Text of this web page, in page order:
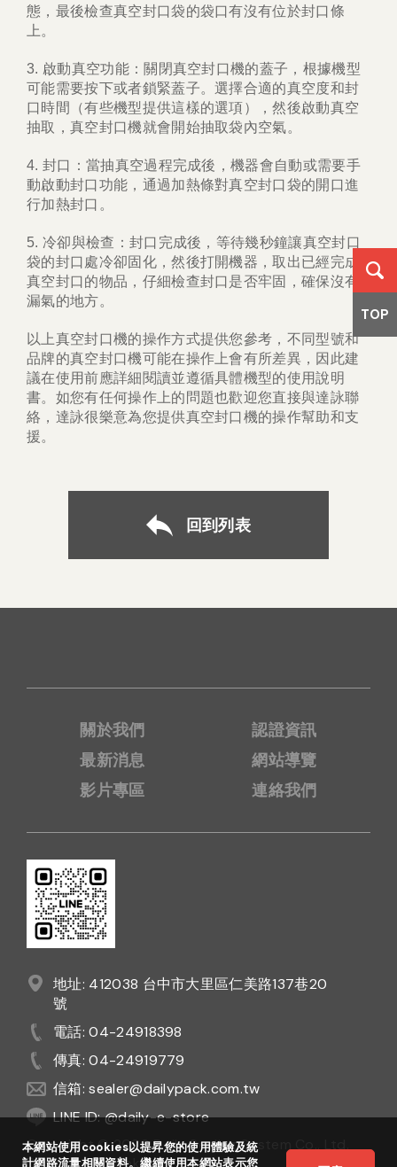
態，最後檢查真空封口袋的袋口有沒有位於封口條
上。
3. 啟動真空功能：關閉真空封口機的蓋子，根據機型
可能需要按下或者鎖緊蓋子。選擇合適的真空度和封
口時間（有些機型提供這樣的選項），然後啟動真空
抽取，真空封口機就會開始抽取袋內空氣。
4. 封口：當抽真空過程完成後，機器會自動或需要手
動啟動封口功能，通過加熱條對真空封口袋的開口進
行加熱封口。
5. 冷卻與檢查：封口完成後，等待幾秒鐘讓真空封口
袋的封口處冷卻固化，然後打開機器，取出已經完成
真空封口的物品，仔細檢查封口是否牢固，確保沒有
漏氣的地方。
以上真空封口機的操作方式提供您參考，不同型號和
品牌的真空封口機可能在操作上會有所差異，因此建
議在使用前應詳細閱讀並遵循具體機型的使用說明
書。如您有任何操作上的問題也歡迎您直接與達詠聯
絡，達詠很樂意為您提供真空封口機的操作幫助和支
援。
回到列表
關於我們
最新消息
影片專區
認證資訊
網站導覽
連絡我們
地址: 412038 台中市大里區仁美路137巷20
號
電話: 04-24918398
傳真: 04-24919779
信箱: sealer@dailypack.com.tw
LINE ID: @daily-e-store
Copyright © 2020 Daily Sealing System Co., Ltd.
DesignbyEzlook
TOP
本網站使用cookies以提昇您的使用體驗及統
計網路流量相關資料。繼續使用本網站表示您